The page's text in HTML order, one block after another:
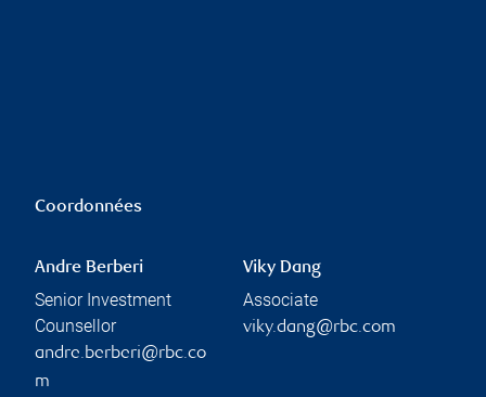
Coordonnées
Andre Berberi
Senior Investment
Counsellor
andre.berberi@rbc.co
m
Viky Dang
Associate
viky.dang@rbc.com